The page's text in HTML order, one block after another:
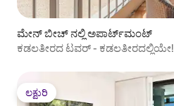
ಮೇನ್ ಬೀಚ್ ನಲ್ಲಿ ಅಪಾರ್ಟ್‌ಮಂಟ್
ಕಡಲತೀರದ ಟವರ್ - ಕಡಲತೀರದಲ್ಲಿಯೇ!
ಲಕ್ಷುರಿ
ಲಕ್ಷುರಿ